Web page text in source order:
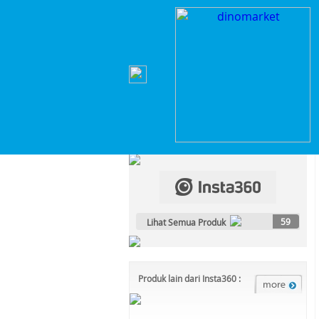
Home
Lihat Semua Produk 59
Produk lain dari Insta360 :